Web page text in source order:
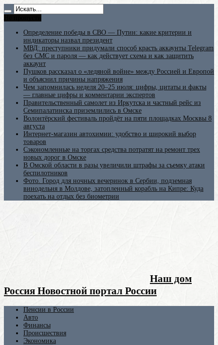
Определение победы в СВО — Путин: какие критерии и
индикаторы назвал президент
МВД: преступники придумали способ красть аккаунты Telegram
без СМС и пароля — как действует схема и как защитить
аккаунт
Пушков рассказал о «ледяной войне» между Россией и Европой
и объяснил причины напряжения
Чем запомнилась неделя 20–25 июля: цифры, цитаты и факты
— главные цифры и комментарии экспертов
Правительственный самолет из Иркутска и частный рейс из
Семипалатинска приземлились в Омске
Волонтёрский фестиваль пройдёт на пяти площадках Москвы 8
августа
Интернет-магазин автохимии: удобство и широкий выбор
товаров
Сэкономленные на торгах средства потратят на ремонт трех
новых дорог в Омске
В Омской области в разы увеличили штрафы за съемку атаки
беспилотников
Фото. Город для ночных вечеринок в Сербии, подземная
винодельня в Молдове, затопленный корабль на Кипре: Куда
поехать на отдых без биометрии
Наш дом
Россия Новостной портал России
Пенсии в России
Авто
Финансы
Происшествия
Экономика